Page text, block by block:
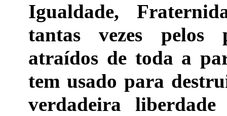
Igualdade,
tantas vezes pelos
atraídos de toda a
tem usado para
verdadeira